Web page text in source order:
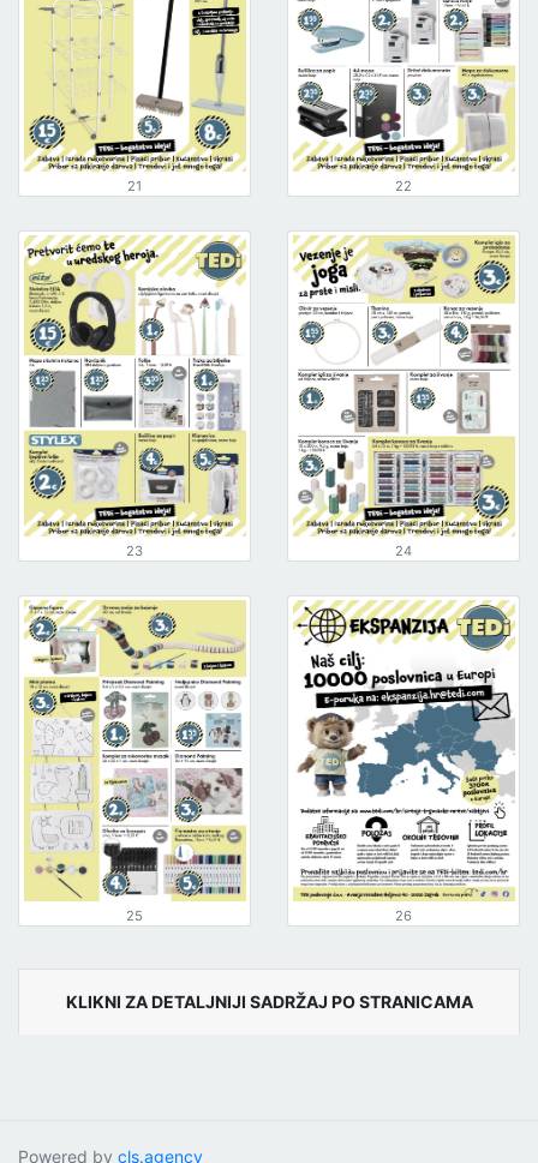
21 22
23 24
25 26
KLIKNI ZA DETALJNIJI SADRŽAJ PO STRANICAMA
Powered by cls.agency